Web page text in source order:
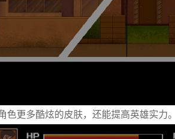
色更多酷炫的皮肤，还能提高英雄实力。